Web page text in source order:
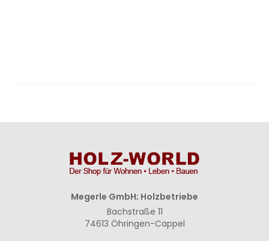
Megerle GmbH; Holzbetriebe
Bachstraße 11
74613 Öhringen-Cappel